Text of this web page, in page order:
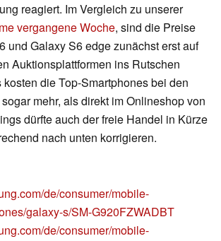
reagiert. Im Vergleich zu unserer
vergangene Woche, sind die Preise
und Galaxy S6 edge zunächst erst auf
Auktionsplattformen ins Rutschen
kosten die Top-Smartphones bei den
mehr, als direkt im Onlineshop von
dürfte auch der freie Handel in Kürze
nach unten korrigieren.
de/consumer/mobile-
galaxy-s/SM-G920FZWADBT
de/consumer/mobile-